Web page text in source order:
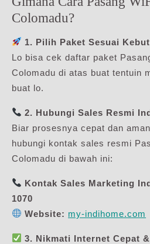
Colomadu?
1. Pilih Paket Sesuai
Lo bisa cek daftar paket
Colomadu di atas buat tentuin
buat lo.
2. Hubungi Sales Resmi
Biar prosesnya cepat dan
hubungi kontak sales resmi
Colomadu di bawah ini:
Kontak Sales Marketing
1070
Website: my-indihome.com
3. Nikmati Internet Cepat